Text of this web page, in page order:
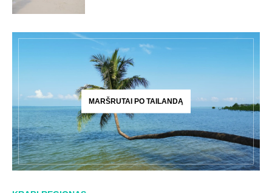
MARŠRUTAI PO TAILANDĄ